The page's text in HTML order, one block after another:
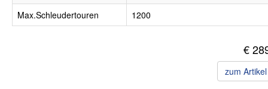
Max.Schleudertouren
1200
€
zum